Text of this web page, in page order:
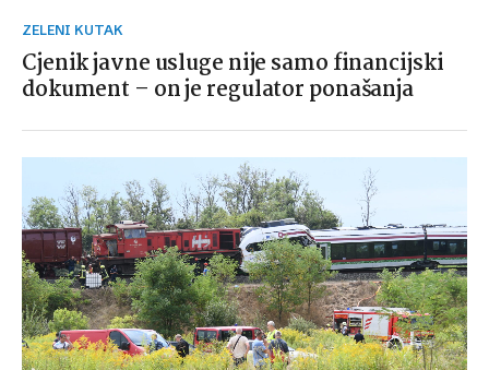
ZELENI KUTAK
Cjenik javne usluge nije samo financijski
dokument – on je regulator ponašanja